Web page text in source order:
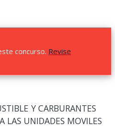
concurso. Revise
Y CARBURANTES
LAS UNIDADES MOVILES